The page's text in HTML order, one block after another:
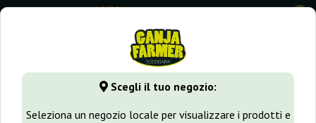
Scegli il tuo negozio:
Seleziona un negozio locale per visualizzare i prodotti e
0
GanjaFarmer.it Varietà di Cannabis Jack Herer Royal